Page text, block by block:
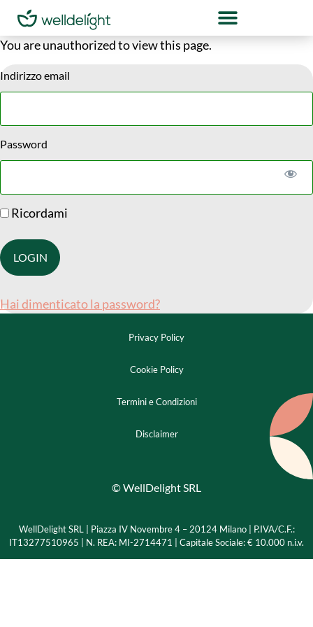
You are unauthorized to view this page.
Indirizzo email
Password
Ricordami
Hai dimenticato la password?
Privacy Policy
Cookie Policy
Termini e Condizioni
Disclaimer
© WellDelight SRL
WellDelight SRL | Piazza IV Novembre 4 – 20124 Milano | P.IVA/C.F.:
IT13277510965 | N. REA: MI-2714471 | Capitale Sociale: € 10.000 n.i.v.